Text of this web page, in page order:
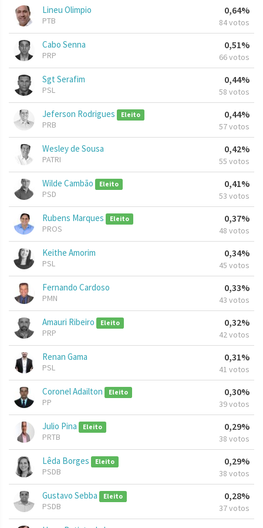
Lineu Olimpio
PTB
0,64%
84 votos
Cabo Senna
PRP
0,51%
66 votos
Sgt Serafim
PSL
0,44%
58 votos
Jeferson Rodrigues Eleito
PRB
0,44%
57 votos
Wesley de Sousa
PATRI
0,42%
55 votos
Wilde Cambão Eleito
PSD
0,41%
53 votos
Rubens Marques Eleito
PROS
0,37%
48 votos
Keithe Amorim
PSL
0,34%
45 votos
Fernando Cardoso
PMN
0,33%
43 votos
Amauri Ribeiro Eleito
PRP
0,32%
42 votos
Renan Gama
PSL
0,31%
41 votos
Coronel Adailton Eleito
PP
0,30%
39 votos
Julio Pina Eleito
PRTB
0,29%
38 votos
Lêda Borges Eleito
PSDB
0,29%
38 votos
Gustavo Sebba Eleito
PSDB
0,28%
37 votos